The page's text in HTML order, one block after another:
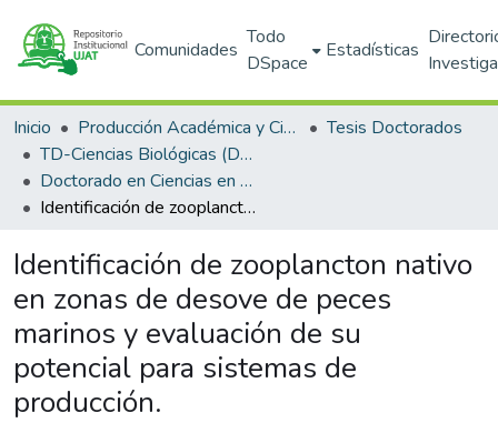
Comunidades
Todo
DSpace
Estadísticas
Inicio Producción Académica y Científica
Tesis Doctorados
TD-Ciencias Biológicas (DACBIOL)
Doctorado en Ciencias en Ecología y Manejo de Sistemas Tropicales (PNPC)
Identificación de zooplancton nativo en zonas de desove de peces marinos y evaluación de su potencial para sistemas de producción.
Identificación de zooplancton nativo
en zonas de desove de peces
marinos y evaluación de su
potencial para sistemas de
producción.